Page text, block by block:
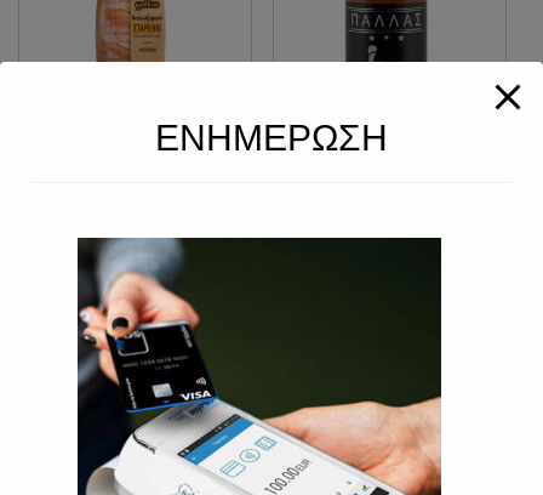
ΚΑΤΣΈΛΗΣ ΨΩΜΊ
ΔΙΠΛΟΖΥΜΩΤΌ
ΚΟΝΙΆΚ ΠΑΛΛΆΣ
ΑΡΓΥΡΌΠΟΥΛΟΣ
ΕΝΗΜΕΡΩΣΗ